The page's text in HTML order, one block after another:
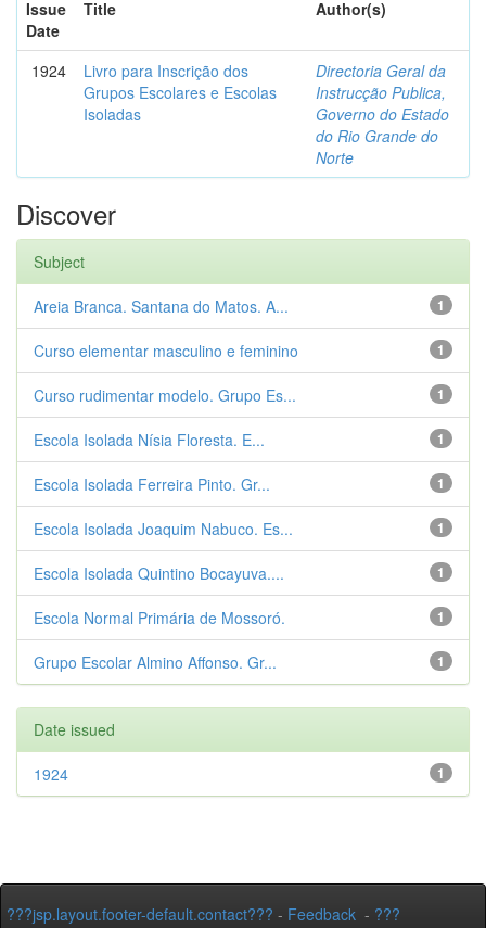
Issue
Date
Title Author(s)
1924
Livro para Inscrição dos
Grupos Escolares e Escolas
Isoladas
Directoria Geral da
Instrucção Publica,
Governo do Estado
do Rio Grande do
Norte
Discover
Subject
1
Areia Branca. Santana do Matos. A...
1
Curso elementar masculino e feminino
1
Curso rudimentar modelo. Grupo Es...
1
Escola Isolada Nísia Floresta. E...
1
Escola Isolada Ferreira Pinto. Gr...
1
Escola Isolada Joaquim Nabuco. Es...
1
Escola Isolada Quintino Bocayuva....
1
Escola Normal Primária de Mossoró.
1
Grupo Escolar Almino Affonso. Gr...
Date issued
1
1924
???jsp.layout.footer-default.contact??? - Feedback - ???